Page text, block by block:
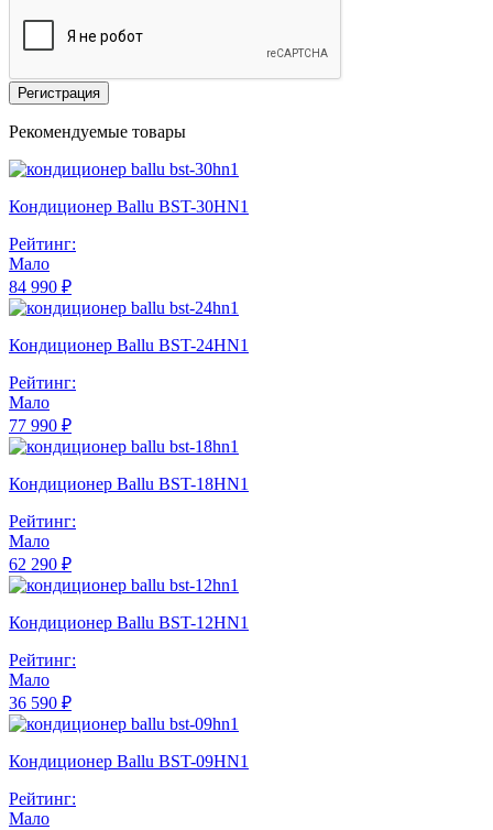
Регистрация
Рекомендуемые товары
Кондиционер Ballu BST-30HN1
Рейтинг:
Мало
84 990 ₽
Кондиционер Ballu BST-24HN1
Рейтинг:
Мало
77 990 ₽
Кондиционер Ballu BST-18HN1
Рейтинг:
Мало
62 290 ₽
Кондиционер Ballu BST-12HN1
Рейтинг:
Мало
36 590 ₽
Кондиционер Ballu BST-09HN1
Рейтинг:
Мало